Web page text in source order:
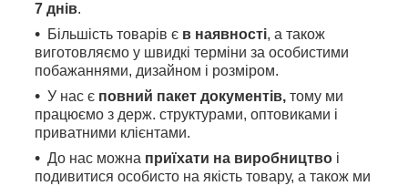
7 днів.
Більшість товарів є в наявності, а також
виготовляємо у швидкі терміни за особистими
побажаннями, дизайном і розміром.
У нас є повний пакет документів, тому ми
працюємо з держ. структурами, оптовиками і
приватними клієнтами.
До нас можна приїхати на виробництво і
подивитися особисто на якість товару, а також ми